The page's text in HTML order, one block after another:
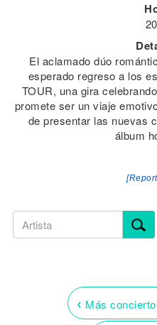
El aclamado dúo
esperado regreso a los
TOUR, una gira
promete ser un viaje
de presentar las nuevas
álbum
‹ Más